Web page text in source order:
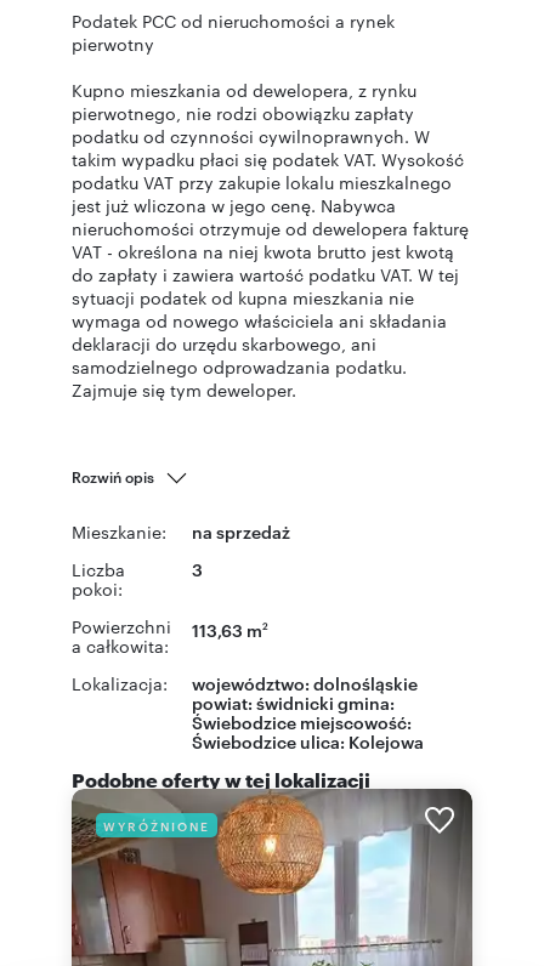
Podatek PCC od nieruchomości a rynek
pierwotny
Kupno mieszkania od dewelopera, z rynku
pierwotnego, nie rodzi obowiązku zapłaty
podatku od czynności cywilnoprawnych. W
takim wypadku płaci się podatek VAT. Wysokość
podatku VAT przy zakupie lokalu mieszkalnego
jest już wliczona w jego cenę. Nabywca
nieruchomości otrzymuje od dewelopera fakturę
VAT - określona na niej kwota brutto jest kwotą
do zapłaty i zawiera wartość podatku VAT. W tej
sytuacji podatek od kupna mieszkania nie
wymaga od nowego właściciela ani składania
deklaracji do urzędu skarbowego, ani
samodzielnego odprowadzania podatku.
Zajmuje się tym deweloper.
Rozwiń opis
Mieszkanie: na sprzedaż
Liczba
pokoi:
3
Powierzchni
a całkowita:
113,63 m2
Lokalizacja: województwo: dolnośląskie
powiat: świdnicki gmina:
Świebodzice miejscowość:
Świebodzice ulica: Kolejowa
Podobne oferty w tej lokalizacji
WYRÓŻNIONE